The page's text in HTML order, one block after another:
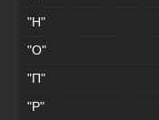
"Н"
"О"
"П"
"Р"